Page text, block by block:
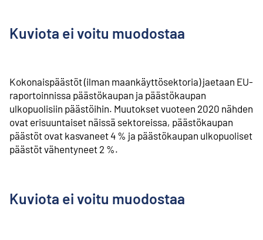
Kuviota ei voitu muodostaa
Kokonaispäästöt (ilman maankäyttösektoria) jaetaan EU-
raportoinnissa päästökaupan ja päästökaupan
ulkopuolisiin päästöihin. Muutokset vuoteen 2020 nähden
ovat erisuuntaiset näissä sektoreissa, päästökaupan
päästöt ovat kasvaneet 4 % ja päästökaupan ulkopuoliset
päästöt vähentyneet 2 %.
Kuviota ei voitu muodostaa